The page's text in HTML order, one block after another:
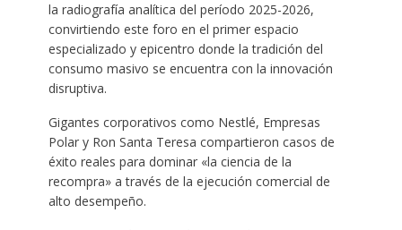
la radiografía analítica del período 2025-2026,
convirtiendo este foro en el primer espacio
especializado y epicentro donde la tradición del
consumo masivo se encuentra con la innovación
disruptiva.
Gigantes corporativos como Nestlé, Empresas
Polar y Ron Santa Teresa compartieron casos de
éxito reales para dominar «la ciencia de la
recompra» a través de la ejecución comercial de
alto desempeño.